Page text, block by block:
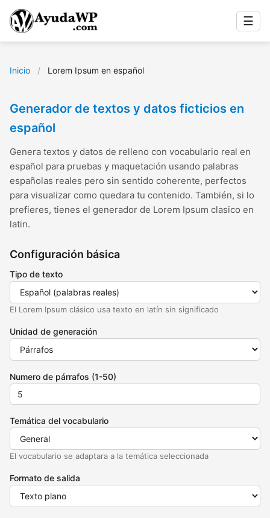
☰
Inicio / Lorem Ipsum en español
Generador de textos y datos ficticios en
español
Genera textos y datos de relleno con vocabulario real en
español para pruebas y maquetación usando palabras
españolas reales pero sin sentido coherente, perfectos
para visualizar como quedara tu contenido. También, si lo
prefieres, tienes el generador de Lorem Ipsum clasico en
latin.
Configuración básica
Tipo de texto
El Lorem Ipsum clásico usa texto en latín sin significado
Unidad de generación
Numero de párrafos (1-50)
Temática del vocabulario
El vocabulario se adaptara a la temática seleccionada
Formato de salida